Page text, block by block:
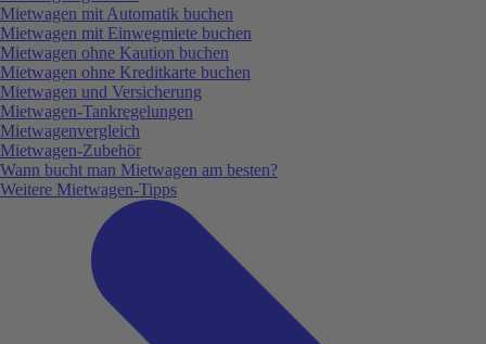
Mietwagen mit Automatik buchen
Mietwagen mit Einwegmiete buchen
Mietwagen ohne Kaution buchen
Mietwagen ohne Kreditkarte buchen
Mietwagen und Versicherung
Mietwagen-Tankregelungen
Mietwagenvergleich
Mietwagen-Zubehör
Wann bucht man Mietwagen am besten?
Weitere Mietwagen-Tipps